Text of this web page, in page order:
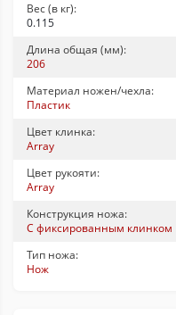
Вес (в кг):
0.115
Длина общая (мм):
206
Материал ножен/чехла:
Пластик
Цвет клинка:
Array
Цвет рукояти:
Array
Конструкция ножа:
С фиксированным клинком
Тип ножа:
Нож